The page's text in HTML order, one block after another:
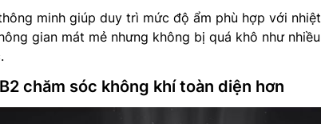
minh giúp duy trì mức độ ẩm phù hợp với nhiệt
gian mát mẻ nhưng không bị quá khô như nhiều
chăm sóc không khí toàn diện hơn